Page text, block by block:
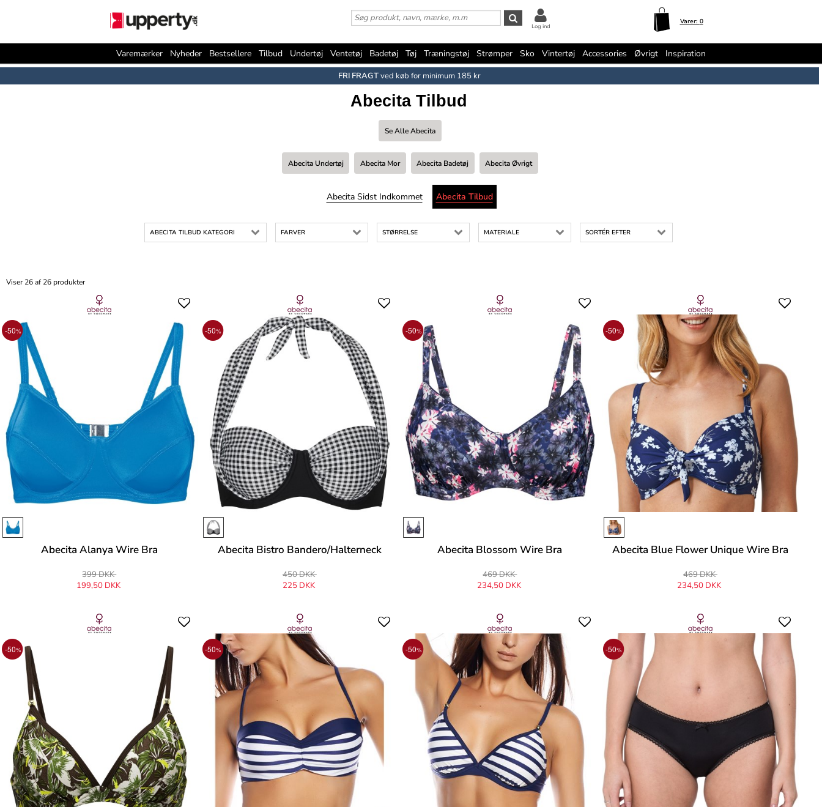
Varer: 0
Log ind
Varemærker Nyheder Bestsellere Tilbud Undertøj Ventetøj Badetøj Tøj Træningstøj Strømper Sko Vintertøj Accessories Øvrigt Inspiration
FRI FRAGTved køb for minimum 185 kr
Abecita Tilbud
Se Alle Abecita
Abecita Undertøj Abecita Mor Abecita Badetøj Abecita Øvrigt
Abecita Sidst Indkommet Abecita Tilbud
ABECITA TILBUD KATEGORI FARVER STØRRELSE MATERIALE SORTÉR EFTER
Viser 26 af 26 produkter
-50%
Abecita Alanya Wire Bra
399 DKK
199,50 DKK
-50%
Abecita Bistro Bandero/Halterneck
450 DKK
225 DKK
-50%
Abecita Blossom Wire Bra
469 DKK
234,50 DKK
-50%
Abecita Blue Flower Unique Wire Bra
469 DKK
234,50 DKK
-50% -50% -50% -50%